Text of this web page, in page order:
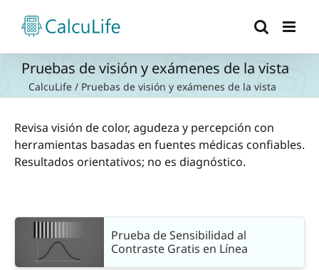
contenido
Pruebas de visión y exámenes de la vista
CalcuLife / Pruebas de visión y exámenes de la vista
Revisa visión de color, agudeza y percepción con
herramientas basadas en fuentes médicas confiables.
Resultados orientativos; no es diagnóstico.
Prueba de Sensibilidad al
Contraste Gratis en Línea